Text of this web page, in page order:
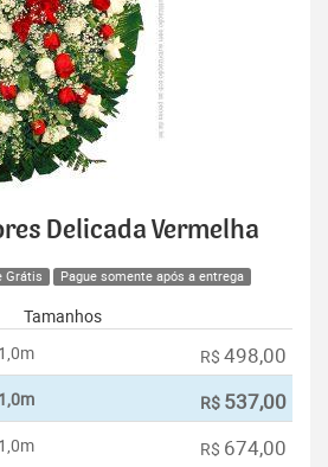
Delicada Vermelha
Grátis Pague somente após a entrega
Tamanhos
R$ 498,00
R$ 537,00
R$ 674,00